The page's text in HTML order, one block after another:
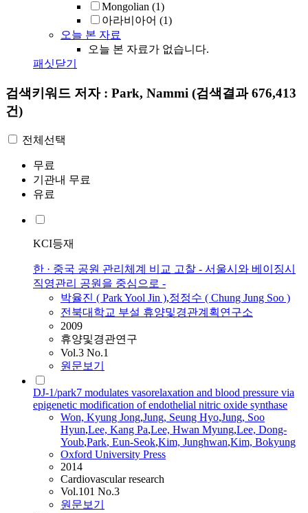
Mongolian (1)
아라비아어 (1)
오늘 본 자료
오늘 본 자료가 없습니다.
패싯닫기
검색키워드 저자 : Park, Nammi (검색결과 676,413
건)
전체선택
무료
기관내 무료
유료
KCI등재
한 · 중국 공원 관리체계 비교 고찰 - 서울시와 베이징시
직영관리 공원을 중심으로 -
박율진 ( ParkYool Jin ),정정수 ( Chung Jung Soo )
전북대학교 부설 휴양및경관계획연구소
2009
휴양및경관연구
Vol.3 No.1
원문보기
DJ-1/park7 modulates vasorelaxation and blood pressure via
epigenetic modification of endothelial nitric oxide synthase
Won, Kyung Jong,Jung, Seung Hyo,Jung, Soo
Hyun,Lee, Kang Pa,Lee, Hwan Myung,Lee, Dong-
Youb,Park, Eun-Seok,Kim, Junghwan,Kim, Bokyung
Oxford University Press
2014
Cardiovascular research
Vol.101 No.3
원문보기